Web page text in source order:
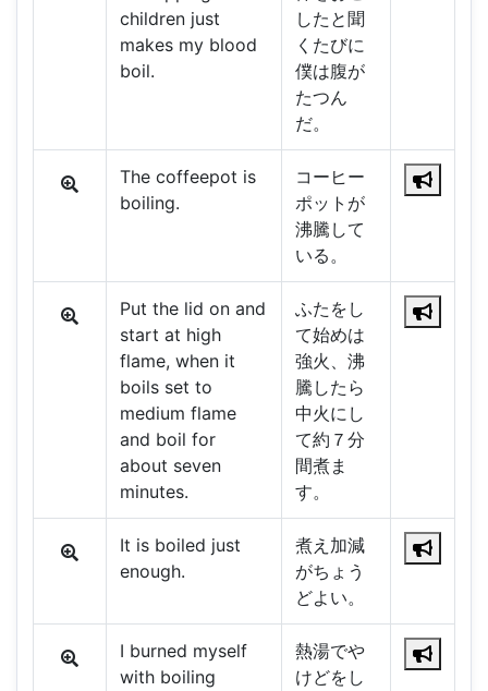
children just
makes my blood
boil.
したと聞
くたびに
僕は腹が
たつん
だ。
The coffeepot is
boiling.
コーヒー
ポットが
沸騰して
いる。
Put the lid on and
start at high
flame, when it
boils set to
medium flame
and boil for
about seven
minutes.
ふたをし
て始めは
強火、沸
騰したら
中火にし
て約７分
間煮ま
す。
It is boiled just
enough.
煮え加減
がちょう
どよい。
I burned myself
with boiling
熱湯でや
けどをし